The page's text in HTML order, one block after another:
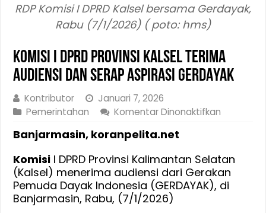
RDP Komisi I DPRD Kalsel bersama Gerdayak,
Rabu (7/1/2026) ( poto: hms)
Komisi I DPRD Provinsi Kalsel Terima
Audiensi Dan Serap Aspirasi GERDAYAK
Kontributor
Januari 7, 2026
Pemerintahan
Komentar Dinonaktifkan
Provinsi
Kalsel
Terima
Banjarmasin, koranpelita.net
Komisi I DPRD Provinsi Kalimantan Selatan
(Kalsel) menerima audiensi dari Gerakan
Pemuda Dayak Indonesia (GERDAYAK), di
Banjarmasin, Rabu, (7/1/2026)